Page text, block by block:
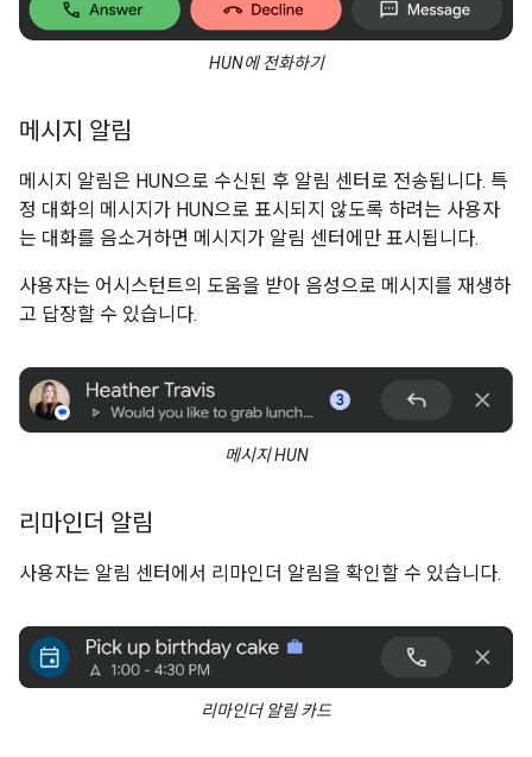
HUN에 전화하기
메시지 알림
메시지 알림은 HUN으로 수신된 후 알림 센터로 전송됩니다. 특
정 대화의 메시지가 HUN으로 표시되지 않도록 하려는 사용자
는 대화를 음소거하면 메시지가 알림 센터에만 표시됩니다.
사용자는 어시스턴트의 도움을 받아 음성으로 메시지를 재생하
고 답장할 수 있습니다.
메시지 HUN
리마인더 알림
사용자는 알림 센터에서 리마인더 알림을 확인할 수 있습니다.
리마인더 알림 카드